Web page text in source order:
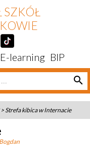
SZKÓŁ
E-learning BIP
search
> Strefa kibica w Internacie